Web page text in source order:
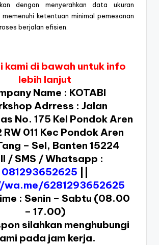
dengan menyerahkan data ukuran
ketentuan minimal pemesanan
berjalan efisien.
kami di bawah untuk info
lebih lanjut
Name : KOTABI
Adrress : Jalan
No. 175 Kel Pondok Aren
RW 011 Kec Pondok Aren
– Sel, Banten 15224
/ SMS / Whatsapp :
081293652625
6281293652625
: Senin – Sabtu (08.00
– 17.00)
silahkan menghubungi
pada jam kerja.